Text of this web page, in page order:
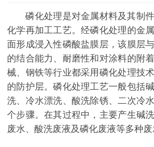
磷化处理是对金属材料及其制
化学再加工工艺。经磷化处理的金
面形成浸入性磷酸盐膜层，该膜层
的结合能力、耐磨性和对涂料的附
械、钢铁等行业都采用磷化处理技
的防护层。磷化处理工艺一般包括
洗、冷水漂洗、酸洗除锈、二次冷
个步骤。在其过程中，主要产生碱
废水、酸洗废液及磷化废液等多种废